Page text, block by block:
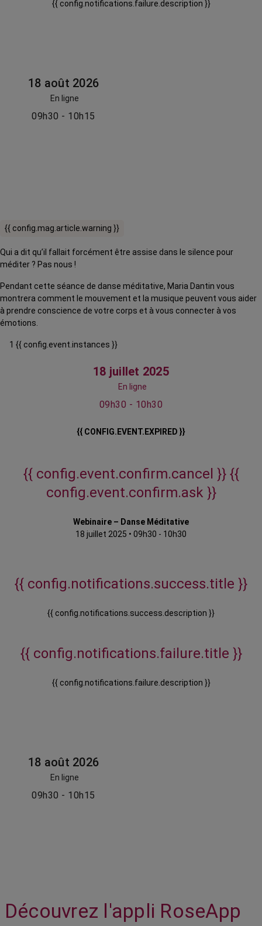
{{ config.notifications.failure.description }}
18 août 2026
En ligne
09h30 - 10h15
{{ config.mag.article.warning }}
Qui a dit qu’il fallait forcément être assise dans le silence pour
méditer ? Pas nous !
Pendant cette séance de danse méditative, Maria Dantin vous
montrera comment le mouvement et la musique peuvent vous aider
à prendre conscience de votre corps et à vous connecter à vos
émotions.
1 {{ config.event.instances }}
18 juillet 2025
En ligne
09h30 - 10h30
{{ CONFIG.EVENT.EXPIRED }}
{{ config.event.confirm.cancel }} {{
config.event.confirm.ask }}
Webinaire – Danse Méditative
18 juillet 2025 • 09h30 - 10h30
{{ config.notifications.success.title }}
{{ config.notifications.success.description }}
{{ config.notifications.failure.title }}
{{ config.notifications.failure.description }}
18 août 2026
En ligne
09h30 - 10h15
Découvrez l'appli RoseApp